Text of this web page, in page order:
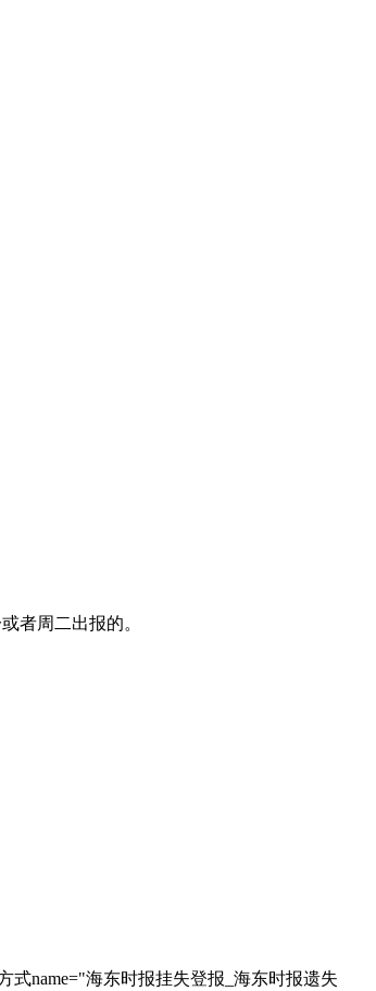
者周二出报的。
式name="海东时报挂失登报_海东时报遗失